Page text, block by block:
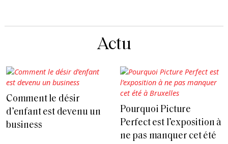
Actu
Comment le désir
d’enfant est devenu un
business
Pourquoi Picture
Perfect est l’exposition à
ne pas manquer cet été